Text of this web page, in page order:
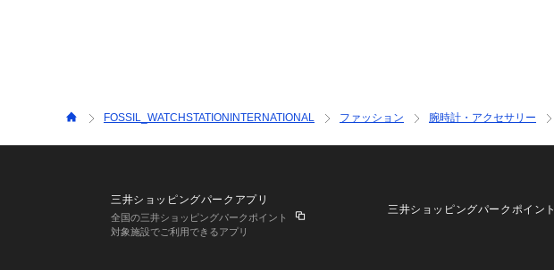
FOSSIL_WATCHSTATIONINTERNATIONAL ファッション 腕時計・アクセサリー
三井ショッピングパークアプリ
全国の三井ショッピングパークポイント
対象施設でご利用できるアプリ
三井ショッピングパークポイント